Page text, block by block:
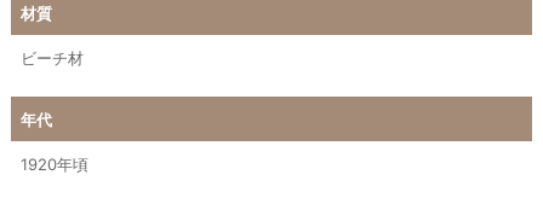
材質
ビーチ材
年代
1920年頃